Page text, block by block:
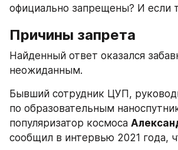
официально запрещены? И если
Причины запрета
Найденный ответ оказался
неожиданным.
Бывший сотрудник ЦУП,
по образовательным
популяризатор космоса
сообщил в интервью 2021 года,